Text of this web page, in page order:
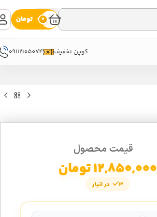
0
0 تومان
کوپن تخفیف 09112105074
قیمت محصول
12,850,000تومان
3 در انبار